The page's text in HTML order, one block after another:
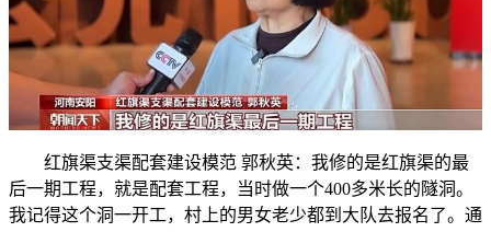
红旗渠支渠配套建设模范 郭秋英：我修的是红旗渠的最
后一期工程，就是配套工程，当时做一个400多米长的隧洞。
我记得这个洞一开工，村上的男女老少都到大队去报名了。通